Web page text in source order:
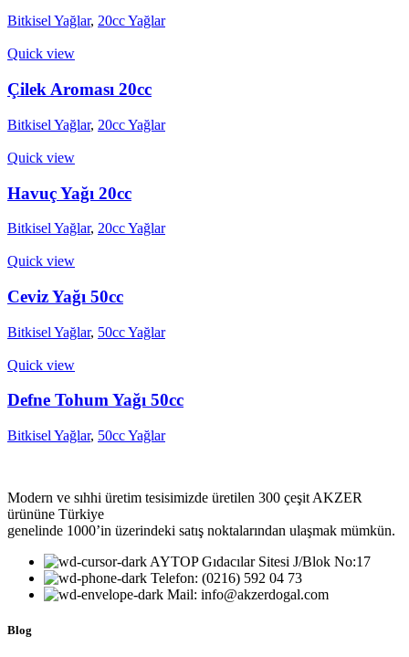
Bitkisel Yağlar, 20cc Yağlar
Quick view
Çilek Aroması 20cc
Bitkisel Yağlar, 20cc Yağlar
Quick view
Havuç Yağı 20cc
Bitkisel Yağlar, 20cc Yağlar
Quick view
Ceviz Yağı 50cc
Bitkisel Yağlar, 50cc Yağlar
Quick view
Defne Tohum Yağı 50cc
Bitkisel Yağlar, 50cc Yağlar
Modern ve sıhhi üretim tesisimizde üretilen 300 çeşit AKZER
ürününe Türkiye
genelinde 1000’in üzerindeki satış noktalarından ulaşmak mümkün.
AYTOP Gıdacılar Sitesi J/Blok No:17
Telefon: (0216) 592 04 73
Mail: info@akzerdogal.com
Blog